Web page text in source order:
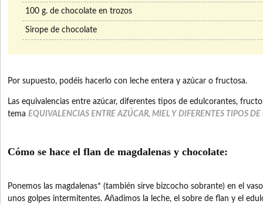
100 g. de chocolate en trozos
Sirope de chocolate
Por supuesto, podéis hacerlo con leche entera y azúcar o fructosa.
Las equivalencias entre azúcar, diferentes tipos de edulcorantes,
tema EQUIVALENCIAS ENTRE AZÚCAR, MIEL Y DIFERENTES TIPOS
Cómo se hace el flan de magdalenas y chocolate:
Ponemos las magdalenas* (también sirve bizcocho sobrante) en el
unos golpes intermitentes. Añadimos la leche, el sobre de flan y el